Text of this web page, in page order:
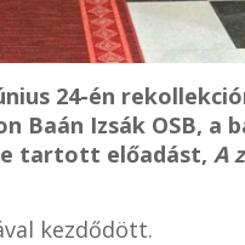
24-én
Baán Izsák OSB, a
tartott előadást, A
kezdődött.